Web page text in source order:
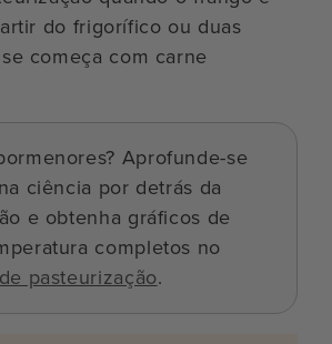
do frigorífico ou duas
começa com carne
Aprofunde-se
ciência por detrás da
e obtenha gráficos de
completos no
pasteurização.